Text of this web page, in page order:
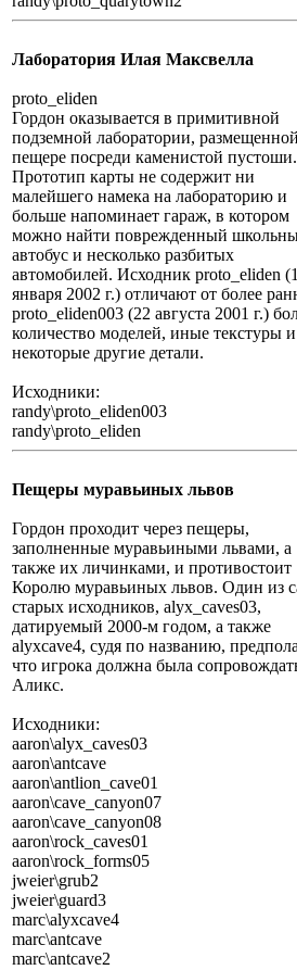
Лаборатория Илая Максвелла
proto_eliden
Гордон оказывается в примитивной
подземной лаборатории,
пещере посреди каменистой пустоши.
Прототип карты не содержит ни
малейшего намека на лабораторию и
больше напоминает гараж, в котором
можно найти поврежденный
автобус и несколько разбитых
автомобилей. Исходник proto_eliden
января 2002 г.) отличают от более
proto_eliden003 (22 августа 2001 г.)
количество моделей, иные текстуры и
некоторые другие детали.
Исходники:
randy\proto_eliden003
randy\proto_eliden
Пещеры муравьиных львов
Гордон проходит через пещеры,
заполненные муравьиными львами, а
также их личинками, и противостоит
Королю муравьиных львов. Один из
старых исходников, alyx_caves03,
датируемый 2000-м годом, а также
alyxcave4, судя по названию,
что игрока должна была
Аликс.
Исходники:
aaron\alyx_caves03
aaron\antcave
aaron\antlion_cave01
aaron\cave_canyon07
aaron\cave_canyon08
aaron\rock_caves01
aaron\rock_forms05
jweier\grub2
jweier\guard3
marc\alyxcave4
marc\antcave
marc\antcave2